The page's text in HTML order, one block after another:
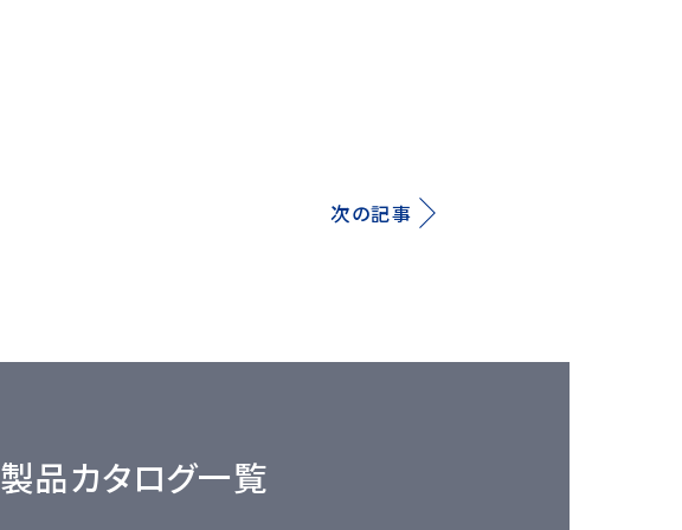
次の記事
製品カタログ一覧